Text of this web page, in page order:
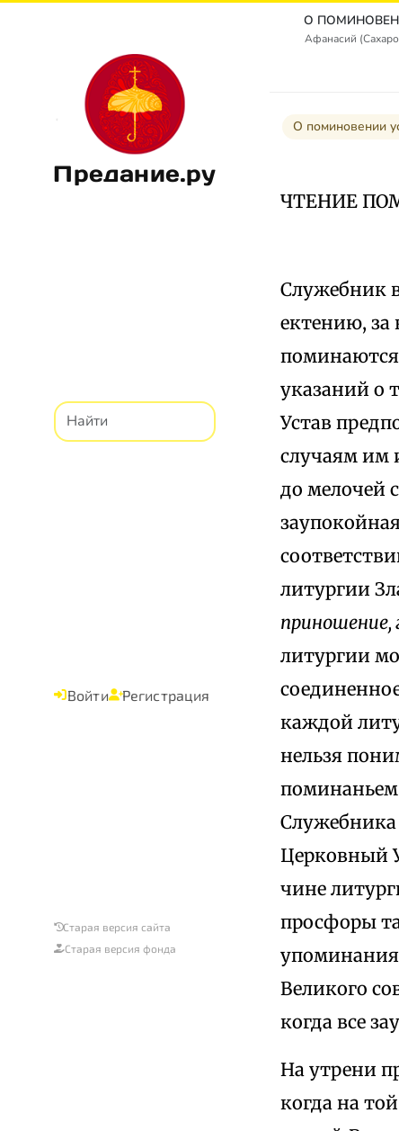
Предание.ру
Войти Регистрация
Старая версия сайта
Старая версия фонда
Афанасий
О поминовении
ЧТЕНИЕ
Служебник
ектению, за
поминаются
указаний о
Устав
случаям им
до мелочей
литургии
приношение,
литургии
каждой
нельзя
поминаньем
Церковный
чине
просфоры
упоминания
Великого
когда все
На утрени
когда на